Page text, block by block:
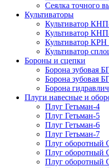
Сеялка точного
Культиваторы
Культиватор
Культиватор
Культиватор
Культиватор
Бороны и сцепки
Борона зубовая
Борона зубовая
Борона
Плуги навесные и
Плуг Гетьман-4
Плуг Гетьман-5
Плуг Гетьман-6
Плуг Гетьман-7
Плуг
Плуг
Плуг